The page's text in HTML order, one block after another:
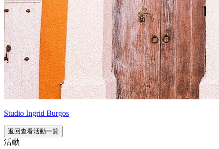
Studio Ingrid Burgos
返回查看活動一覧
活動